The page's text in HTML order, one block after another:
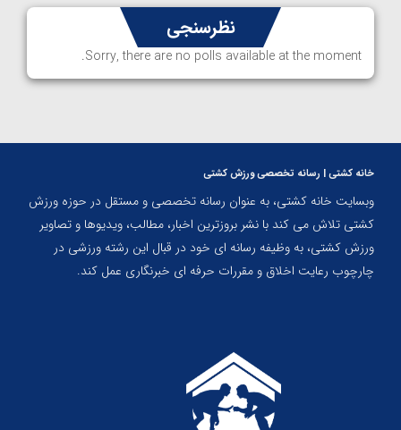
نظرسنجی
Sorry, there are no polls available at the moment.
خانه کشتی | رسانه تخصصی ورزش کشتی
وبسایت خانه کشتی، به عنوان رسانه تخصصی و مستقل در حوزه ورزش
کشتی تلاش می کند با نشر بروزترین اخبار، مطالب، ویدیوها و تصاویر
ورزش کشتی، به وظیفه رسانه ای خود در قبال این رشته ورزشی در
چارچوب رعایت اخلاق و مقررات حرفه ای خبرنگاری عمل کند.